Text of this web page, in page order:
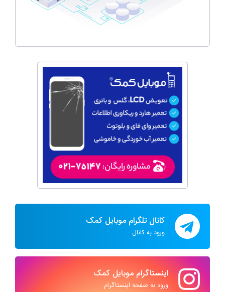
کانال تلگرام موبایل کمک
ورود به کانال
اینستاگرام موبایل کمک
ورود به صفحه اینستاگرام